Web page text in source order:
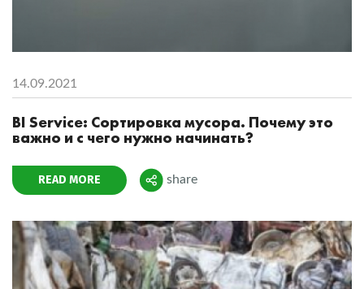
14.09.2021
BI Service: Сортировка мусора. Почему это
важно и с чего нужно начинать?
READ MORE Поделиться
share